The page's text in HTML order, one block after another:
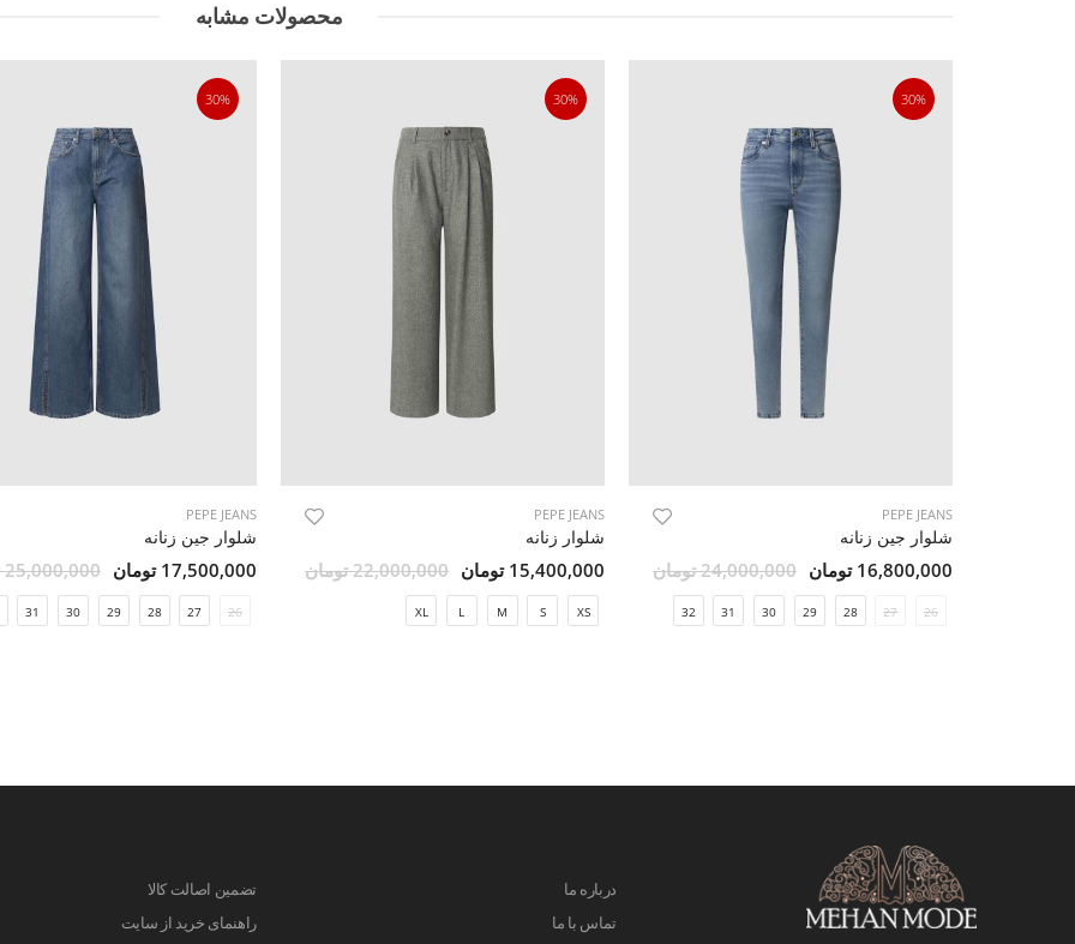
محصولات مشابه
30%
PEPE JEANS
شلوار جین زنانه
16,800,000 تومان 24,000,000 تومان
26
27
28
29
30
31
32
30%
PEPE JEANS
شلوار زنانه
15,400,000 تومان 22,000,000 تومان
XS
S
M
L
XL
30%
PEPE JEANS
شلوار جین زنانه
17,500,000 تومان 25,000,000 تومان
26
27
28
29
30
31
درباره ما
تماس با ما
تضمین اصالت کالا
راهنمای خرید از سایت